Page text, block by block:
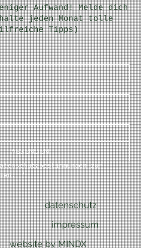
Aufwand! Melde dich
jeden Monat tolle
Tipps)
ABSENDEN
zur
*
datenschutz
impressum
website by MINDX